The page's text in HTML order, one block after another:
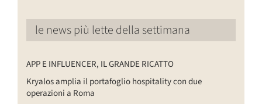
le news più lette della settimana
APP E INFLUENCER, IL GRANDE RICATTO
Kryalos amplia il portafoglio hospitality con due
operazioni a Roma